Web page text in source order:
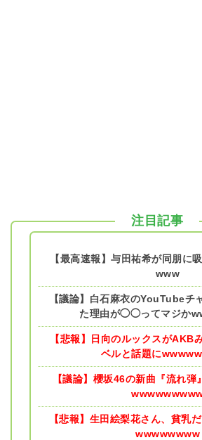
注目記事
【最高速報】与田祐希が同朋に
www
【議論】白石麻衣のYouTubeチ
た理由が◯◯ってマジか
【悲報】日向のルックスがAKB
ベルと話題に
【議論】櫻坂46の新曲『流れ弾
【悲報】生田絵梨花さん、貧乳
wwwwwwww